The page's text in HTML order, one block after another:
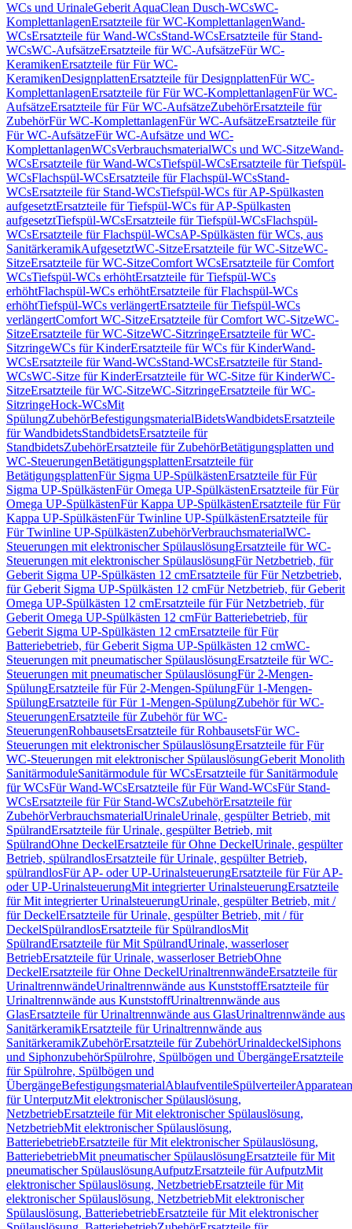
WCs und UrinaleGeberit AquaClean Dusch-WCsWC-
KomplettanlagenErsatzteile für WC-KomplettanlagenWand-
WCsErsatzteile für Wand-WCsStand-WCsErsatzteile für Stand-
WCsWC-AufsätzeErsatzteile für WC-AufsätzeFür WC-
KeramikenErsatzteile für Für WC-
KeramikenDesignplattenErsatzteile für DesignplattenFür WC-
KomplettanlagenErsatzteile für Für WC-KomplettanlagenFür WC-
AufsätzeErsatzteile für Für WC-AufsätzeZubehörErsatzteile für
ZubehörFür WC-KomplettanlagenFür WC-AufsätzeErsatzteile für
Für WC-AufsätzeFür WC-Aufsätze und WC-
KomplettanlagenWCsVerbrauchsmaterialWCs und WC-SitzeWand-
WCsErsatzteile für Wand-WCsTiefspül-WCsErsatzteile für Tiefspül-
WCsFlachspül-WCsErsatzteile für Flachspül-WCsStand-
WCsErsatzteile für Stand-WCsTiefspül-WCs für AP-Spülkasten
aufgesetztErsatzteile für Tiefspül-WCs für AP-Spülkasten
aufgesetztTiefspül-WCsErsatzteile für Tiefspül-WCsFlachspül-
WCsErsatzteile für Flachspül-WCsAP-Spülkästen für WCs, aus
SanitärkeramikAufgesetztWC-SitzeErsatzteile für WC-SitzeWC-
SitzeErsatzteile für WC-SitzeComfort WCsErsatzteile für Comfort
WCsTiefspül-WCs erhöhtErsatzteile für Tiefspül-WCs
erhöhtFlachspül-WCs erhöhtErsatzteile für Flachspül-WCs
erhöhtTiefspül-WCs verlängertErsatzteile für Tiefspül-WCs
verlängertComfort WC-SitzeErsatzteile für Comfort WC-SitzeWC-
SitzeErsatzteile für WC-SitzeWC-SitzringeErsatzteile für WC-
SitzringeWCs für KinderErsatzteile für WCs für KinderWand-
WCsErsatzteile für Wand-WCsStand-WCsErsatzteile für Stand-
WCsWC-Sitze für KinderErsatzteile für WC-Sitze für KinderWC-
SitzeErsatzteile für WC-SitzeWC-SitzringeErsatzteile für WC-
SitzringeHock-WCsMit
SpülungZubehörBefestigungsmaterialBidetsWandbidetsErsatzteile
für WandbidetsStandbidetsErsatzteile für
StandbidetsZubehörErsatzteile für ZubehörBetätigungsplatten und
WC-SteuerungenBetätigungsplattenErsatzteile für
BetätigungsplattenFür Sigma UP-SpülkästenErsatzteile für Für
Sigma UP-SpülkästenFür Omega UP-SpülkästenErsatzteile für Für
Omega UP-SpülkästenFür Kappa UP-SpülkästenErsatzteile für Für
Kappa UP-SpülkästenFür Twinline UP-SpülkästenErsatzteile für
Für Twinline UP-SpülkästenZubehörVerbrauchsmaterialWC-
Steuerungen mit elektronischer SpülauslösungErsatzteile für WC-
Steuerungen mit elektronischer SpülauslösungFür Netzbetrieb, für
Geberit Sigma UP-Spülkästen 12 cmErsatzteile für Für Netzbetrieb,
für Geberit Sigma UP-Spülkästen 12 cmFür Netzbetrieb, für Geberit
Omega UP-Spülkästen 12 cmErsatzteile für Für Netzbetrieb, für
Geberit Omega UP-Spülkästen 12 cmFür Batteriebetrieb, für
Geberit Sigma UP-Spülkästen 12 cmErsatzteile für Für
Batteriebetrieb, für Geberit Sigma UP-Spülkästen 12 cmWC-
Steuerungen mit pneumatischer SpülauslösungErsatzteile für WC-
Steuerungen mit pneumatischer SpülauslösungFür 2-Mengen-
SpülungErsatzteile für Für 2-Mengen-SpülungFür 1-Mengen-
SpülungErsatzteile für Für 1-Mengen-SpülungZubehör für WC-
SteuerungenErsatzteile für Zubehör für WC-
SteuerungenRohbausetsErsatzteile für RohbausetsFür WC-
Steuerungen mit elektronischer SpülauslösungErsatzteile für Für
WC-Steuerungen mit elektronischer SpülauslösungGeberit Monolith
SanitärmoduleSanitärmodule für WCsErsatzteile für Sanitärmodule
für WCsFür Wand-WCsErsatzteile für Für Wand-WCsFür Stand-
WCsErsatzteile für Für Stand-WCsZubehörErsatzteile für
ZubehörVerbrauchsmaterialUrinaleUrinale, gespülter Betrieb, mit
SpülrandErsatzteile für Urinale, gespülter Betrieb, mit
SpülrandOhne DeckelErsatzteile für Ohne DeckelUrinale, gespülter
Betrieb, spülrandlosErsatzteile für Urinale, gespülter Betrieb,
spülrandlosFür AP- oder UP-UrinalsteuerungErsatzteile für Für AP-
oder UP-UrinalsteuerungMit integrierter UrinalsteuerungErsatzteile
für Mit integrierter UrinalsteuerungUrinale, gespülter Betrieb, mit /
für DeckelErsatzteile für Urinale, gespülter Betrieb, mit / für
DeckelSpülrandlosErsatzteile für SpülrandlosMit
SpülrandErsatzteile für Mit SpülrandUrinale, wasserloser
BetriebErsatzteile für Urinale, wasserloser BetriebOhne
DeckelErsatzteile für Ohne DeckelUrinaltrennwändeErsatzteile für
UrinaltrennwändeUrinaltrennwände aus KunststoffErsatzteile für
Urinaltrennwände aus KunststoffUrinaltrennwände aus
GlasErsatzteile für Urinaltrennwände aus GlasUrinaltrennwände aus
SanitärkeramikErsatzteile für Urinaltrennwände aus
SanitärkeramikZubehörErsatzteile für ZubehörUrinaldeckelSiphons
und SiphonzubehörSpülrohre, Spülbögen und ÜbergängeErsatzteile
für Spülrohre, Spülbögen und
ÜbergängeBefestigungsmaterialAblaufventileSpülverteiler
für UnterputzMit elektronischer Spülauslösung,
NetzbetriebErsatzteile für Mit elektronischer Spülauslösung,
NetzbetriebMit elektronischer Spülauslösung,
BatteriebetriebErsatzteile für Mit elektronischer Spülauslösung,
BatteriebetriebMit pneumatischer SpülauslösungErsatzteile für Mit
pneumatischer SpülauslösungAufputzErsatzteile für AufputzMit
elektronischer Spülauslösung, NetzbetriebErsatzteile für Mit
elektronischer Spülauslösung, NetzbetriebMit elektronischer
Spülauslösung, BatteriebetriebErsatzteile für Mit elektronischer